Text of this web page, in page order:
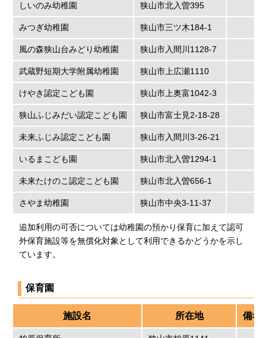
しいのみ幼稚園 狭山市北入曽395
みつぎ幼稚園 狭山市三ツ木184-1
風の森狭山台みどり幼稚園 狭山市入間川1128-7
武蔵野短期大学附属幼稚園 狭山市上広瀬1110
けやき認定こども園 狭山市上奥富1042-3
狭山ふじみだい認定こども園 狭山市富士見2-18-28
未来ふじみ認定こども園 狭山市入間川3-26-21
いるまこども園 狭山市北入曽1294-1
未来たけのこ認定こども園 狭山市北入曽656-1
さやま幼稚園 狭山市中央3-11-37
追加利用の可否については幼稚園の預かり保育に加えて認可
外保育施設等を無償化対象として利用できるかどうかを示し
ています。
保育園
施設名 所在地 備考